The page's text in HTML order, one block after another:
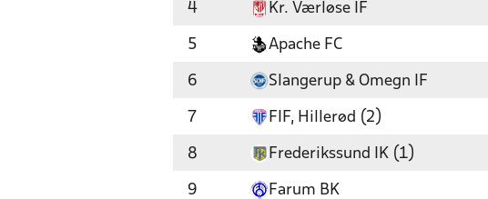
4 Kr. Værløse IF
5 Apache FC
6 Slangerup & Omegn IF
7 FIF, Hillerød (2)
8 Frederikssund IK (1)
9 Farum BK